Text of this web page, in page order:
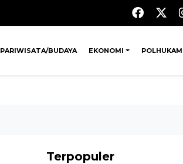
PARIWISATA/BUDAYA EKONOMI POLHUKAM
Terpopuler